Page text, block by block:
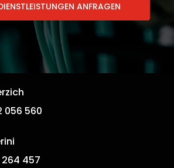
ANFRAGEN
056 560
264 457